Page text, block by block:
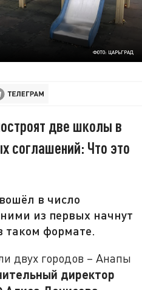
ФОТО: ЦАРЬГРАД
две школы в
соглашений: Что это
в число
из первых начнут
таком формате.
двух городов – Анапы
директор